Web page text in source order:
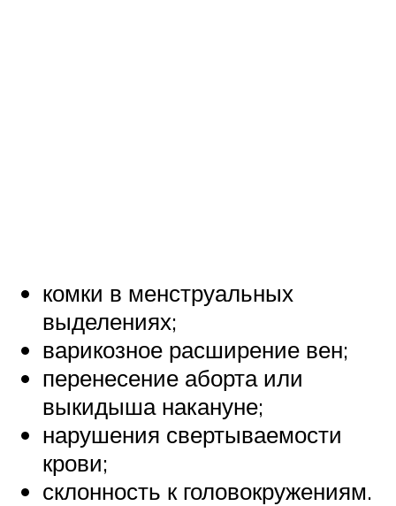
комки в менструальных
выделениях;
варикозное расширение вен;
перенесение аборта или
выкидыша накануне;
нарушения свертываемости
крови;
склонность к головокружениям.